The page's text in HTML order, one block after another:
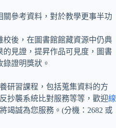
參考資料，對於教學更事半功
校後，在圖書館館藏資源中仍典
見證，提昇作品可見度，圖書
證明獎狀。
研習課程，包括蒐集資料的方
抄襲系統比對服務等等，歡迎線
竭誠為您服務。(分機：2682 或